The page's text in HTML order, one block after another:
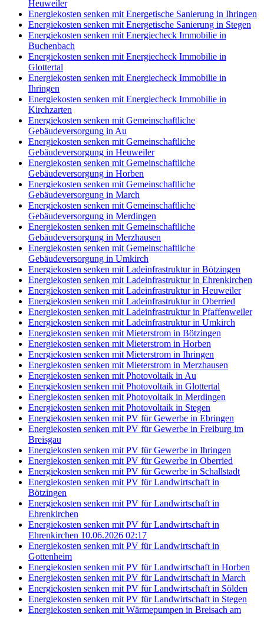
Heuweiler
Energiekosten senken mit Energetische Sanierung in Ihringen
Energiekosten senken mit Energetische Sanierung in Stegen
Energiekosten senken mit Energiecheck Immobilie in
Buchenbach
Energiekosten senken mit Energiecheck Immobilie in
Glottertal
Energiekosten senken mit Energiecheck Immobilie in
Ihringen
Energiekosten senken mit Energiecheck Immobilie in
Kirchzarten
Energiekosten senken mit Gemeinschaftliche
Gebäudeversorgung in Au
Energiekosten senken mit Gemeinschaftliche
Gebäudeversorgung in Heuweiler
Energiekosten senken mit Gemeinschaftliche
Gebäudeversorgung in Horben
Energiekosten senken mit Gemeinschaftliche
Gebäudeversorgung in March
Energiekosten senken mit Gemeinschaftliche
Gebäudeversorgung in Merdingen
Energiekosten senken mit Gemeinschaftliche
Gebäudeversorgung in Merzhausen
Energiekosten senken mit Gemeinschaftliche
Gebäudeversorgung in Umkirch
Energiekosten senken mit Ladeinfrastruktur in Bötzingen
Energiekosten senken mit Ladeinfrastruktur in Ehrenkirchen
Energiekosten senken mit Ladeinfrastruktur in Heuweiler
Energiekosten senken mit Ladeinfrastruktur in Oberried
Energiekosten senken mit Ladeinfrastruktur in Pfaffenweiler
Energiekosten senken mit Ladeinfrastruktur in Umkirch
Energiekosten senken mit Mieterstrom in Bötzingen
Energiekosten senken mit Mieterstrom in Horben
Energiekosten senken mit Mieterstrom in Ihringen
Energiekosten senken mit Mieterstrom in Merzhausen
Energiekosten senken mit Photovoltaik in Au
Energiekosten senken mit Photovoltaik in Glottertal
Energiekosten senken mit Photovoltaik in Merdingen
Energiekosten senken mit Photovoltaik in Stegen
Energiekosten senken mit PV für Gewerbe in Ebringen
Energiekosten senken mit PV für Gewerbe in Freiburg im
Breisgau
Energiekosten senken mit PV für Gewerbe in Ihringen
Energiekosten senken mit PV für Gewerbe in Oberried
Energiekosten senken mit PV für Gewerbe in Schallstadt
Energiekosten senken mit PV für Landwirtschaft in
Bötzingen
Energiekosten senken mit PV für Landwirtschaft in
Ehrenkirchen
Energiekosten senken mit PV für Landwirtschaft in
Ehrenkirchen 10.06.2026 02:17
Energiekosten senken mit PV für Landwirtschaft in
Gottenheim
Energiekosten senken mit PV für Landwirtschaft in Horben
Energiekosten senken mit PV für Landwirtschaft in March
Energiekosten senken mit PV für Landwirtschaft in Sölden
Energiekosten senken mit PV für Landwirtschaft in Stegen
Energiekosten senken mit Wärmepumpen in Breisach am